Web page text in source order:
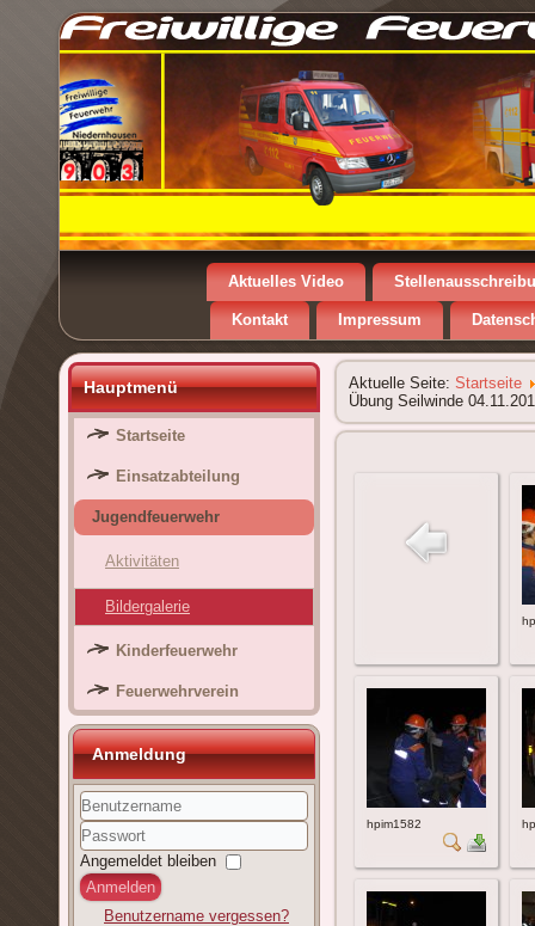
Aktuelles Video
Kontakt Impressum
Hauptmenü
Startseite
Einsatzabteilung
Jugendfeuerwehr
Aktivitäten
Bildergalerie
Kinderfeuerwehr
Feuerwehrverein
Anmeldung
Benutzername
Passwort
Angemeldet bleiben
Anmelden
Benutzername vergessen?
Aktuelle Seite: Startseite
Übung Seilwinde
hpim1582